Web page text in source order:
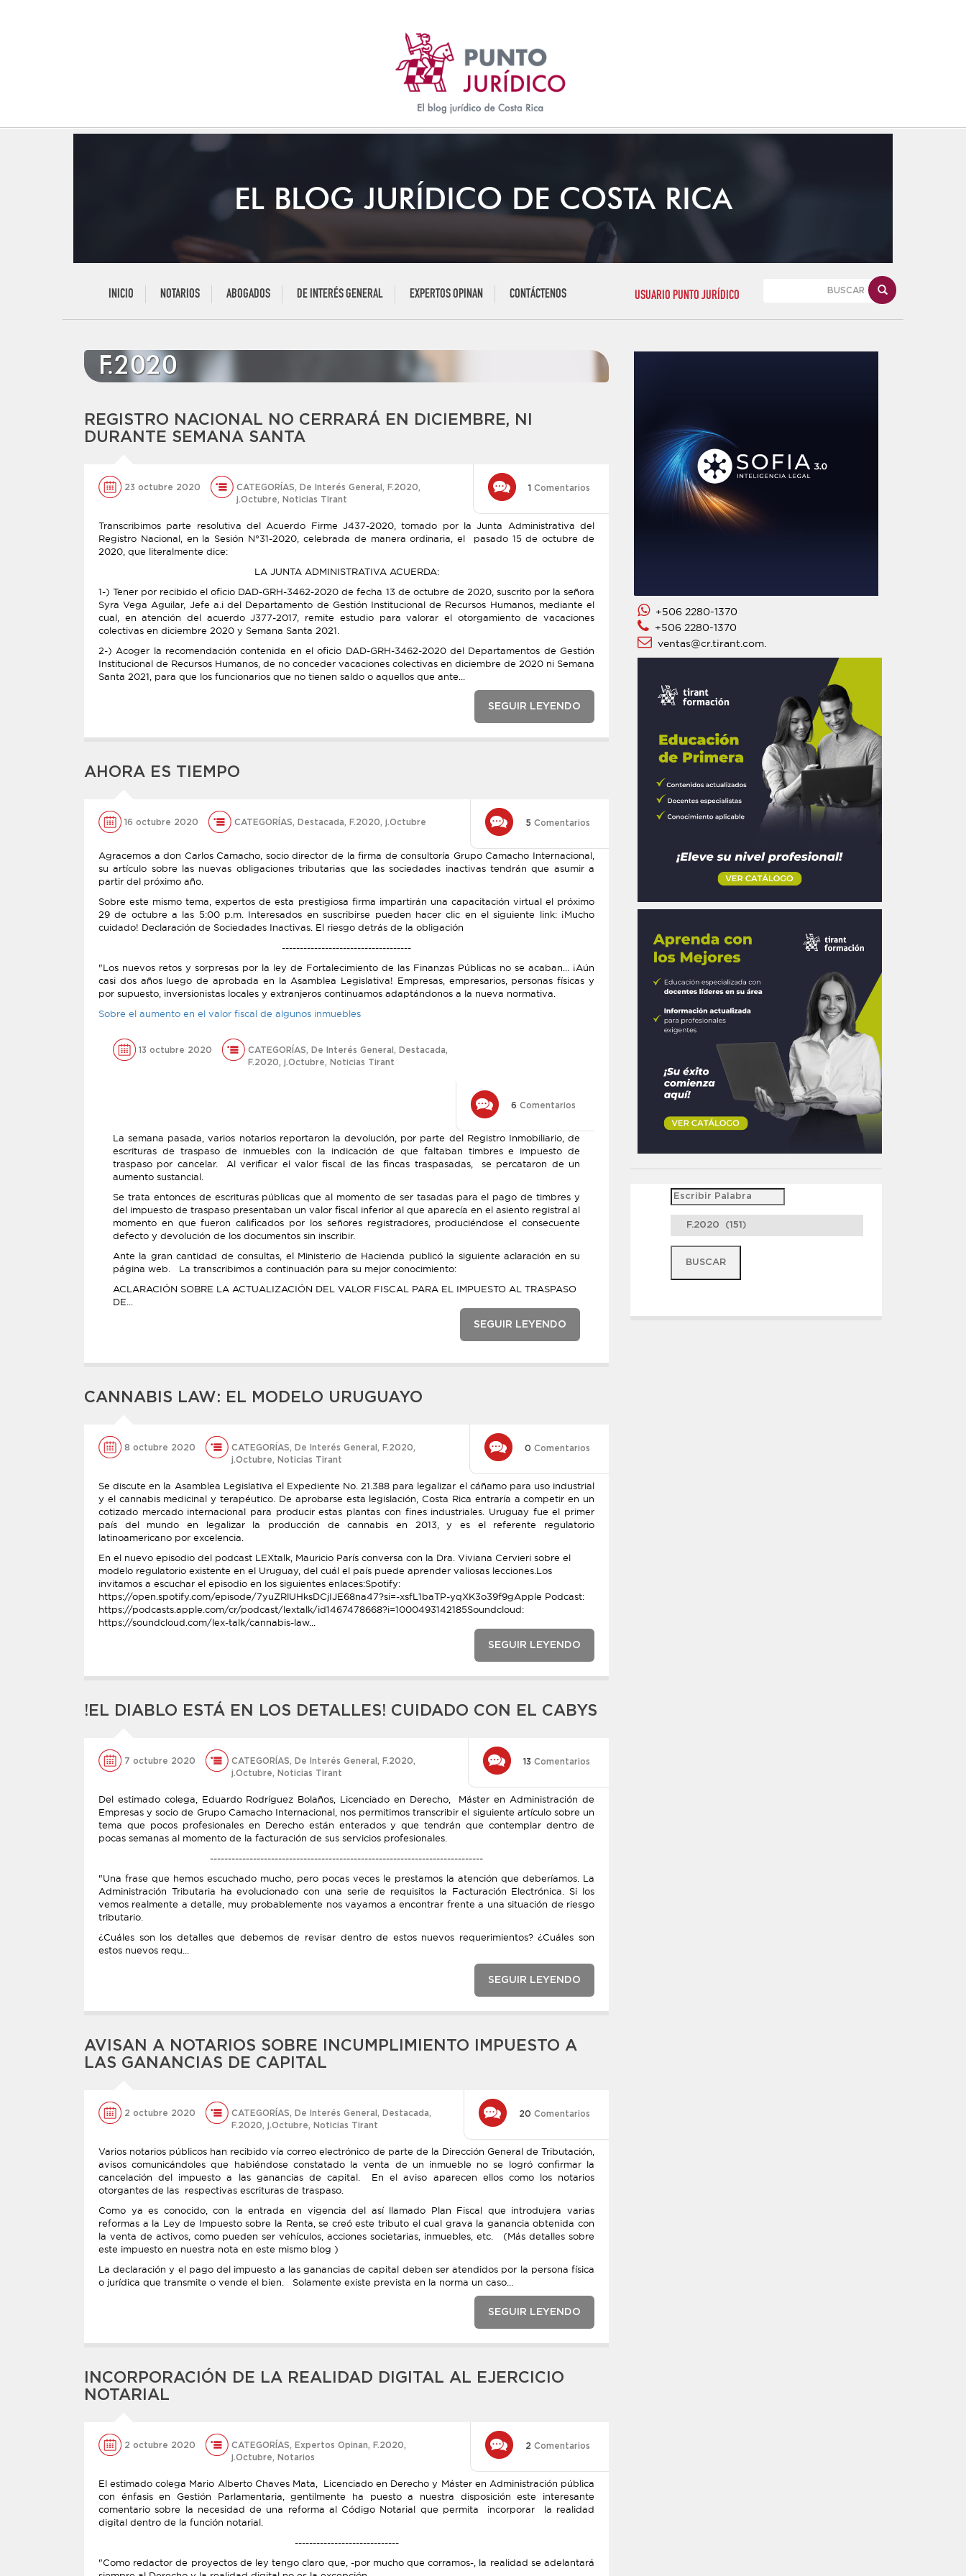
EL BLOG JURÍDICO DE COSTA RICA
INICIO NOTARIOS ABOGADOS DE INTERÉS GENERAL EXPERTOS OPINAN CONTÁCTENOS USUARIO PUNTO JURÍDICO
F.2020
REGISTRO NACIONAL NO CERRARÁ EN DICIEMBRE, NI
DURANTE SEMANA SANTA
23 octubre 2020 CATEGORÍAS, De Interés General , F.2020,
j.Octubre, Noticias Tirant
1 Comentarios
Transcribimos parte resolutiva del Acuerdo Firme J437-2020, tomado por la Junta Administrativa del
Registro Nacional, en la Sesión N°31-2020, celebrada de manera ordinaria, el pasado 15 de octubre de
2020, que literalmente dice:
LA JUNTA ADMINISTRATIVA ACUERDA:
1-) Tener por recibido el oficio DAD-GRH-3462-2020 de fecha 13 de octubre de 2020, suscrito por la señora
Syra Vega Aguilar, Jefe a.i del Departamento de Gestión Institucional de Recursos Humanos, mediante el
cual, en atención del acuerdo J377-2017, remite estudio para valorar el otorgamiento de vacaciones
colectivas en diciembre 2020 y Semana Santa 2021.
2-) Acoger la recomendación contenida en el oficio DAD-GRH-3462-2020 del Departamentos de Gestión
Institucional de Recursos Humanos, de no conceder vacaciones colectivas en diciembre de 2020 ni Semana
Santa 2021, para que los funcionarios que no tienen saldo o aquellos que ante...
SEGUIR LEYENDO
AHORA ES TIEMPO
16 octubre 2020 CATEGORÍAS, Destacada, F.2020, j.Octubre 5 Comentarios
Agracemos a don Carlos Camacho, socio director de la firma de consultoría Grupo Camacho Internacional,
su artículo sobre las nuevas obligaciones tributarias que las sociedades inactivas tendrán que asumir a
partir del próximo año.
Sobre este mismo tema, expertos de esta prestigiosa firma impartirán una capacitación virtual el próximo
29 de octubre a las 5:00 p.m. Interesados en suscribirse pueden hacer clic en el siguiente link: ¡Mucho
cuidado! Declaración de Sociedades Inactivas. El riesgo detrás de la obligación
------------------------------------
"Los nuevos retos y sorpresas por la ley de Fortalecimiento de las Finanzas Públicas no se acaban... ¡Aún
casi dos años luego de aprobada en la Asamblea Legislativa! Empresas, empresarios, personas físicas y
por supuesto, inversionistas locales y extranjeros continuamos adaptándonos a la nueva normativa.
Sobre el aumento en el valor fiscal de algunos inmuebles
13 octubre 2020 CATEGORÍAS, De Interés General , Destacada,
F.2020, j.Octubre, Noticias Tirant
6 Comentarios
La semana pasada, varios notarios reportaron la devolución, por parte del Registro Inmobiliario, de
escrituras de traspaso de inmuebles con la indicación de que faltaban timbres e impuesto de
traspaso por cancelar. Al verificar el valor fiscal de las fincas traspasadas, se percataron de un
aumento sustancial.
Se trata entonces de escrituras públicas que al momento de ser tasadas para el pago de timbres y
del impuesto de traspaso presentaban un valor fiscal inferior al que aparecía en el asiento registral al
momento en que fueron calificados por los señores registradores, produciéndose el consecuente
defecto y devolución de los documentos sin inscribir.
Ante la gran cantidad de consultas, el Ministerio de Hacienda publicó la siguiente aclaración en su
página web. La transcribimos a continuación para su mejor conocimiento:
ACLARACIÓN SOBRE LA ACTUALIZACIÓN DEL VALOR FISCAL PARA EL IMPUESTO AL TRASPASO
DE...
SEGUIR LEYENDO
CANNABIS LAW: EL MODELO URUGUAYO
8 octubre 2020 CATEGORÍAS, De Interés General , F.2020,
j.Octubre, Noticias Tirant
0 Comentarios
Se discute en la Asamblea Legislativa el Expediente No. 21.388 para legalizar el cáñamo para uso industrial
y el cannabis medicinal y terapéutico. De aprobarse esta legislación, Costa Rica entraría a competir en un
cotizado mercado internacional para producir estas plantas con fines industriales. Uruguay fue el primer
país del mundo en legalizar la producción de cannabis en 2013, y es el referente regulatorio
latinoamericano por excelencia.
En el nuevo episodio del podcast LEXtalk, Mauricio París conversa con la Dra. Viviana Cervieri sobre el
modelo regulatorio existente en el Uruguay, del cuál el país puede aprender valiosas lecciones.Los
invitamos a escuchar el episodio en los siguientes enlaces:Spotify:
https://open.spotify.com/episode/7yuZRlUHksDCjIJE68na47?si=-xsfL1baTP-yqXK3o39f9gApple Podcast:
https://podcasts.apple.com/cr/podcast/lextalk/id1467478668?i=1000493142185Soundcloud:
https://soundcloud.com/lex-talk/cannabis-law...
SEGUIR LEYENDO
!EL DIABLO ESTÁ EN LOS DETALLES! CUIDADO CON EL CABYS
7 octubre 2020 CATEGORÍAS, De Interés General , F.2020,
j.Octubre, Noticias Tirant
13 Comentarios
Del estimado colega, Eduardo Rodríguez Bolaños, Licenciado en Derecho, Máster en Administración de
Empresas y socio de Grupo Camacho Internacional, nos permitimos transcribir el siguiente artículo sobre un
tema que pocos profesionales en Derecho están enterados y que tendrán que contemplar dentro de
pocas semanas al momento de la facturación de sus servicios profesionales.
----------------------------------------------------------------------------
"Una frase que hemos escuchado mucho, pero pocas veces le prestamos la atención que deberíamos. La
Administración Tributaria ha evolucionado con una serie de requisitos la Facturación Electrónica. Si los
vemos realmente a detalle, muy probablemente nos vayamos a encontrar frente a una situación de riesgo
tributario.
¿Cuáles son los detalles que debemos de revisar dentro de estos nuevos requerimientos? ¿Cuáles son
estos nuevos requ...
SEGUIR LEYENDO
AVISAN A NOTARIOS SOBRE INCUMPLIMIENTO IMPUESTO A
LAS GANANCIAS DE CAPITAL
2 octubre 2020 CATEGORÍAS, De Interés General , Destacada,
F.2020, j.Octubre, Noticias Tirant
20 Comentarios
Varios notarios públicos han recibido vía correo electrónico de parte de la Dirección General de Tributación,
avisos comunicándoles que habiéndose constatado la venta de un inmueble no se logró confirmar la
cancelación del impuesto a las ganancias de capital. En el aviso aparecen ellos como los notarios
otorgantes de las respectivas escrituras de traspaso.
Como ya es conocido, con la entrada en vigencia del así llamado Plan Fiscal que introdujera varias
reformas a la Ley de Impuesto sobre la Renta, se creó este tributo el cual grava la ganancia obtenida con
la venta de activos, como pueden ser vehículos, acciones societarias, inmuebles, etc. (Más detalles sobre
este impuesto en nuestra nota en este mismo blog )
La declaración y el pago del impuesto a las ganancias de capital deben ser atendidos por la persona física
o jurídica que transmite o vende el bien. Solamente existe prevista en la norma un caso...
SEGUIR LEYENDO
INCORPORACIÓN DE LA REALIDAD DIGITAL AL EJERCICIO
NOTARIAL
2 octubre 2020 CATEGORÍAS, Expertos Opinan, F.2020,
j.Octubre, Notarios
2 Comentarios
El estimado colega Mario Alberto Chaves Mata, Licenciado en Derecho y Máster en Administración pública
con énfasis en Gestión Parlamentaria, gentilmente ha puesto a nuestra disposición este interesante
comentario sobre la necesidad de una reforma al Código Notarial que permita incorporar la realidad
digital dentro de la función notarial.
-----------------------------
"Como redactor de proyectos de ley tengo claro que, -por mucho que corramos-, la realidad se adelantará
+506 2280-1370
+506 2280-1370
ventas@cr.tirant.com.